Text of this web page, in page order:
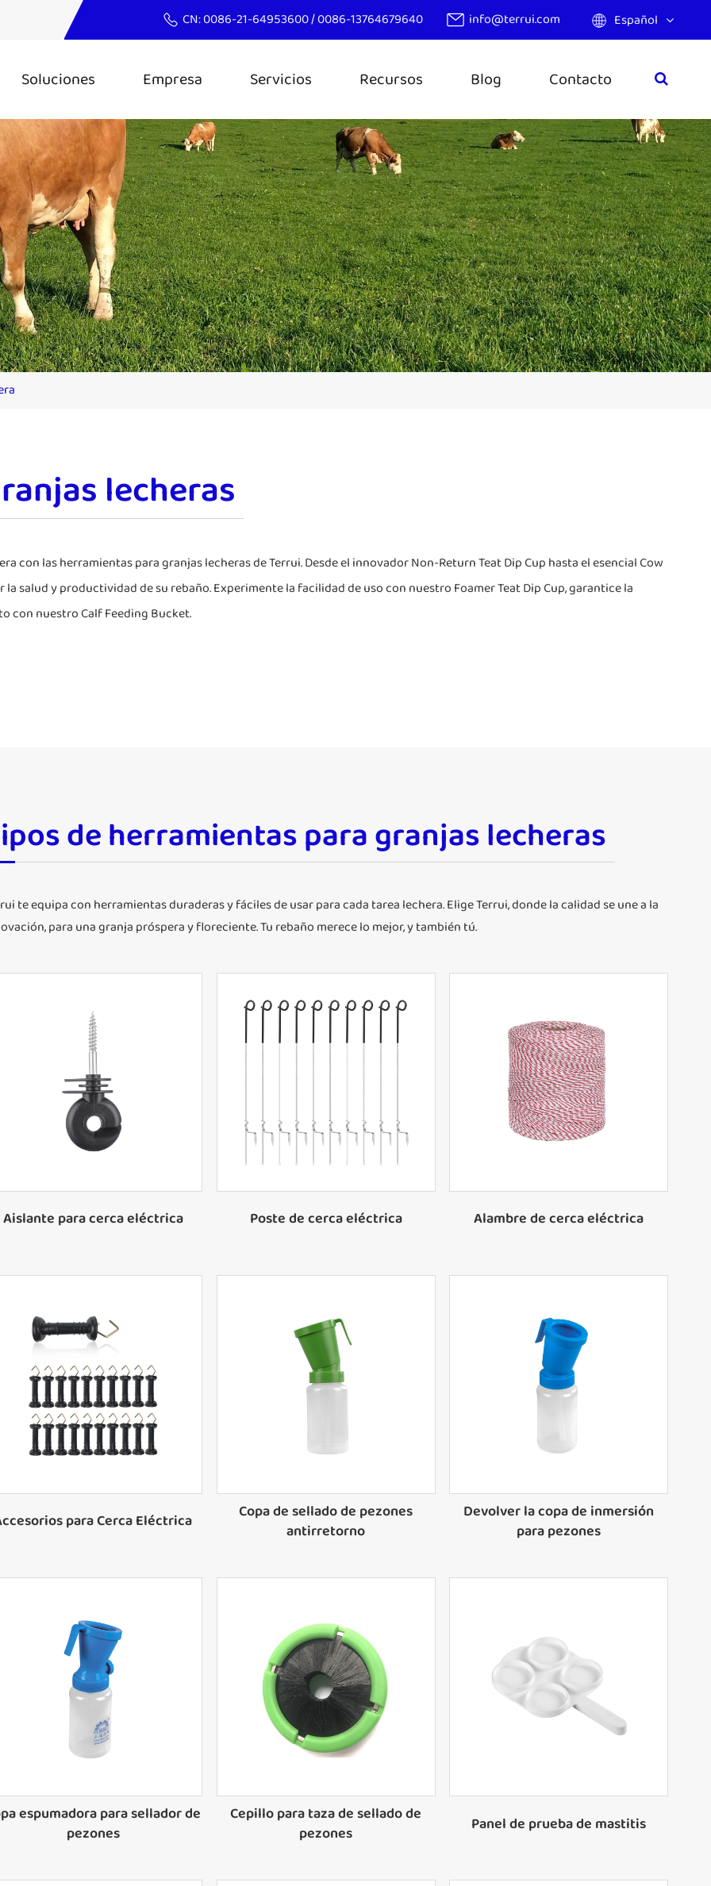
CN:0086-21-64953600/0086-13764679640 info@terrui.com Español
Soluciones Empresa Servicios Recursos Blog Contacto
lecheras
con las herramientas para granjas lecheras de Terrui. Desde el innovador Non-Return Teat Dip Cup hasta el esencial Cow
salud y productividad de su rebaño. Experimente la facilidad de uso con nuestro Foamer Teat Dip Cup, garantice la
con nuestro Calf Feeding Bucket.
de herramientas para granjas lecheras
te equipa con herramientas duraderas y fáciles de usar para cada tarea lechera. Elige Terrui, donde la calidad se une a la
para una granja próspera y floreciente. Tu rebaño merece lo mejor, y también tú.
Aislador de poste de madera
Aislador terminal
Aislador para poste T
Aislante para cerca eléctrica Poste de cerca eléctrica
Polialambre para cerca eléctrica
Cinta de polietileno para cercas
eléctricas
Polysoga para cerca eléctrica
Alambre de cerca eléctrica
eléctrica
Kits de resorte para manija de
Resorte de manija de portón
Tensador de alambre para cercas
eléctricas
Electrificador de cercas
Probador de voltaje de cerca
Malla eléctrica para ovejas
para Cerca Eléctrica
Copa de sellado de pezones
antirretorno
Devolver la copa de inmersión
para pezones
espumadora para sellador de
pezones
Cepillo para taza de sellado de
pezones
Panel de prueba de mastitis